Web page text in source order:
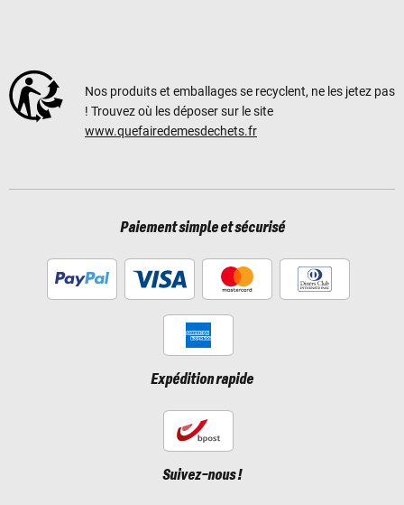
Nos produits et emballages se recyclent, ne les jetez pas
! Trouvez où les déposer sur le site
www.quefairedemesdechets.fr
Paiement simple et sécurisé
Expédition rapide
Suivez-nous !